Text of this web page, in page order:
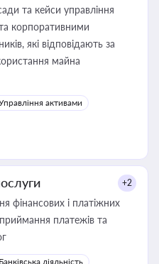
та кейси управління
корпоративними
які відповідають за
майна
активами
+2
фінансових і платіжних
Банківська діяльність